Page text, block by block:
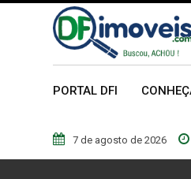
PORTAL DFI
7 de agosto de 2026